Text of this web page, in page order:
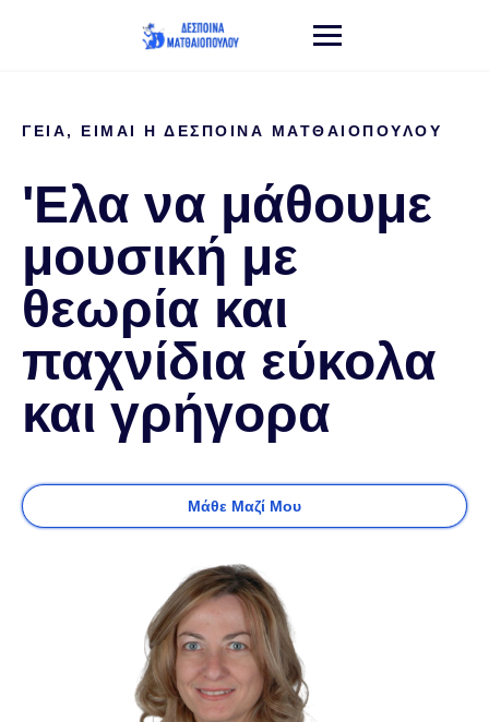
ΓΕΙΑ, ΕΙΜΑΙ Η ΔΕΣΠΟΙΝΑ ΜΑΤΘΑΙΟΠΟΥΛΟΥ
'Ελα να μάθουμε
μουσική με
θεωρία και
παχνίδια εύκολα
και γρήγορα
Μάθε Μαζί Μου